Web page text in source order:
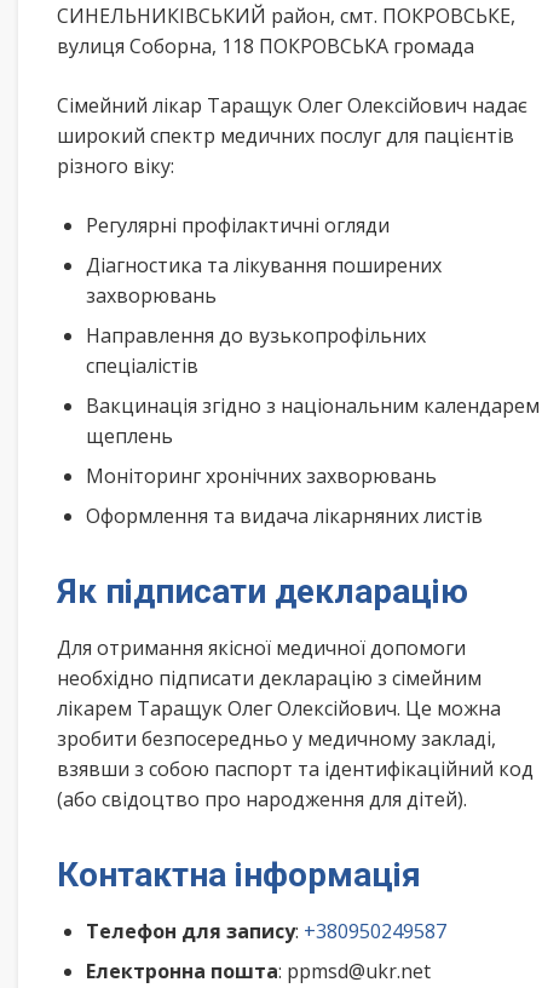
СИНЕЛЬНИКІВСЬКИЙ район, смт. ПОКРОВСЬКЕ,
вулиця Соборна, 118 ПОКРОВСЬКА громада
Сімейний лікар Таращук Олег Олексійович надає
широкий спектр медичних послуг для пацієнтів
різного віку:
Регулярні профілактичні огляди
Діагностика та лікування поширених
захворювань
Направлення до вузькопрофільних
спеціалістів
Вакцинація згідно з національним календарем
щеплень
Моніторинг хронічних захворювань
Оформлення та видача лікарняних листів
Як підписати декларацію
Для отримання якісної медичної допомоги
необхідно підписати декларацію з сімейним
лікарем Таращук Олег Олексійович. Це можна
зробити безпосередньо у медичному закладі,
взявши з собою паспорт та ідентифікаційний код
(або свідоцтво про народження для дітей).
Контактна інформація
Телефон для запису: +380950249587
Електронна пошта: ppmsd@ukr.net